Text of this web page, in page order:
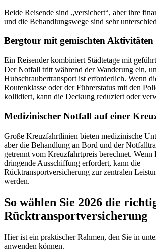
Beide Reisende sind „versichert“, aber ihre
und die Behandlungswege sind sehr
Bergtour mit gemischten Aktivitäten
Ein Reisender kombiniert Städtetage mit
Der Notfall tritt während der Wanderung ein,
Hubschraubertransport ist erforderlich. Wenn
Routenklasse oder der Führerstatus mit den
kollidiert, kann die Deckung reduziert oder
Medizinischer Notfall auf einer
Große Kreuzfahrtlinien bieten medizinische
aber die Behandlung an Bord und der
getrennt vom Kreuzfahrtpreis berechnet. Wenn
dringende Ausschiffung erfordert, kann die
Rücktransportversicherung zur zentralen
werden.
So wählen Sie 2026 die
Rücktransportversicherung
Hier ist ein praktischer Rahmen, den Sie in
anwenden können.